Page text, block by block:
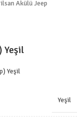
Akülü Jeep
Yeşil
Yeşil
Yeşil